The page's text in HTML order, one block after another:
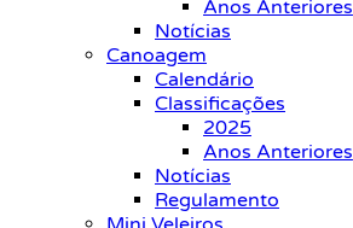
Anos Anteriores
Notícias
Canoagem
Calendário
Classificações
2025
Anos Anteriores
Notícias
Regulamento